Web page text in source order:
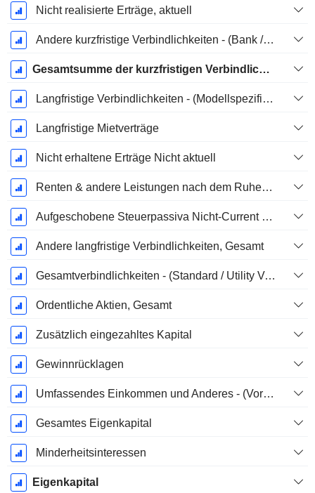
Nicht realisierte Erträge, aktuell
Andere kurzfristige Verbindlichkeiten - (Bank / Utility Vorlage)
Gesamtsumme der kurzfristigen Verbindlichkeiten
Langfristige Verbindlichkeiten - (Modellspezifisch)
Langfristige Mietverträge
Nicht erhaltene Erträge Nicht aktuell
Renten & andere Leistungen nach dem Ruhestand
Aufgeschobene Steuerpassiva Nicht-Current - (Modellspezifisch)
Andere langfristige Verbindlichkeiten, Gesamt
Gesamtverbindlichkeiten - (Standard / Utility Vorlage)
Ordentliche Aktien, Gesamt
Zusätzlich eingezahltes Kapital
Gewinnrücklagen
Umfassendes Einkommen und Anderes - (Vorlagenspezifisch)
Gesamtes Eigenkapital
Minderheitsinteressen
Eigenkapital